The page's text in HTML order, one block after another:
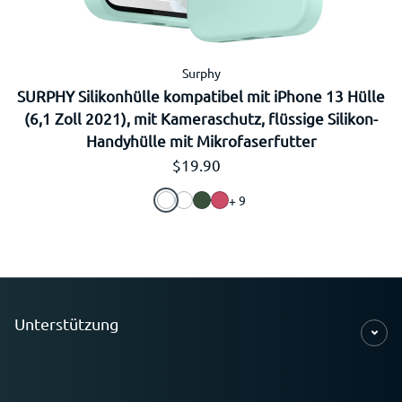
Surphy
SURPHY Silikonhülle kompatibel mit iPhone 13 Hülle
(6,1 Zoll 2021), mit Kameraschutz, flüssige Silikon-
Handyhülle mit Mikrofaserfutter
Regulärer Preis
$19.90
+ 9
Unterstützung